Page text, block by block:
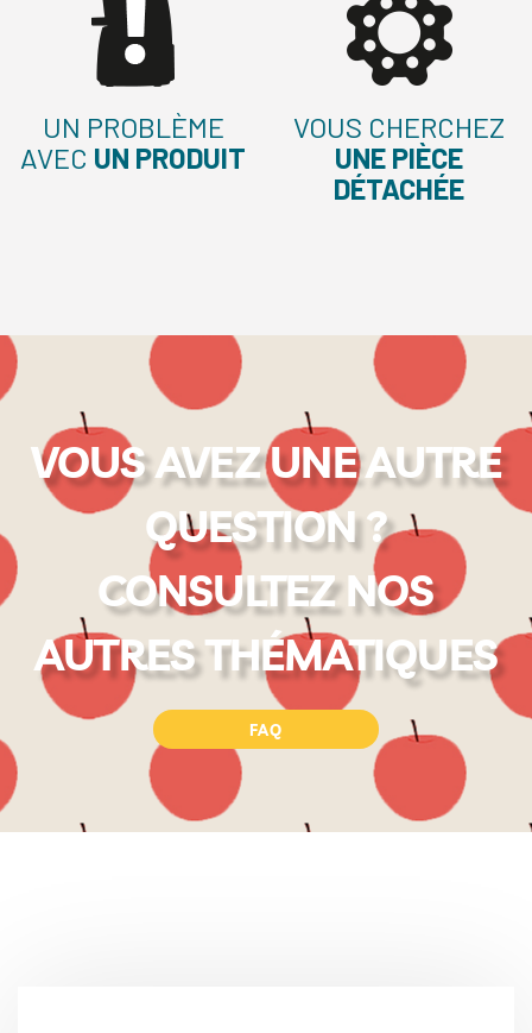
UN PROBLÈME
AVEC UN PRODUIT
VOUS CHERCHEZ
UNE PIÈCE
DÉTACHÉE
VOUS AVEZ UNE AUTRE
QUESTION ?
CONSULTEZ NOS
AUTRES THÉMATIQUES
FAQ